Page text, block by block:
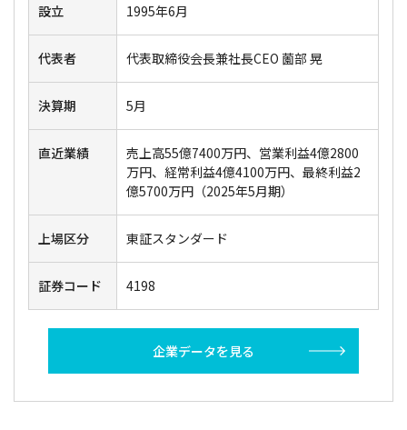
設立 1995年6月
代表者 代表取締役会長兼社長CEO 薗部 晃
決算期 5月
直近業績
売上高55億7400万円、営業利益4億2800
万円、経常利益4億4100万円、最終利益2
億5700万円（2025年5月期）
上場区分 東証スタンダード
証券コード 4198
企業データを見る